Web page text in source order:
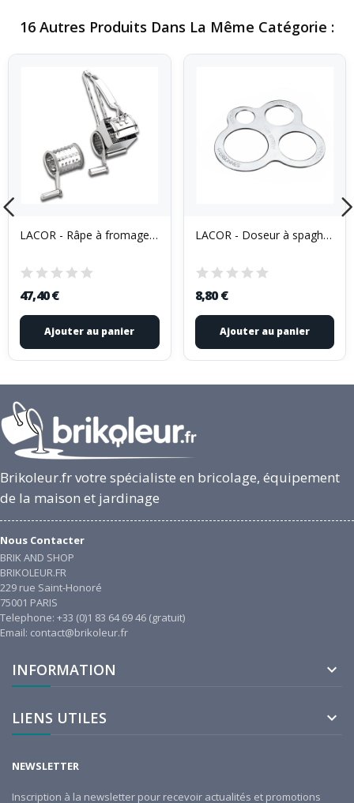
16 Autres Produits Dans La Même Catégorie :
LACOR - Râpe à fromage 2 tambours
47,40 €
Ajouter au panier
LACOR - Doseur à spaghettis
8,80 €
Ajouter au panier
Brikoleur.fr votre spécialiste en bricolage, équipement
de la maison et jardinage
Nous Contacter
BRIK AND SHOP
BRIKOLEUR.FR
229 rue Saint-Honoré
75001 PARIS
Telephone: +33 (0)1 83 64 69 46 (gratuit)
Email: contact@brikoleur.fr
INFORMATION 
LIENS UTILES 
NEWSLETTER
Inscription à la newsletter pour recevoir actualités et promotions